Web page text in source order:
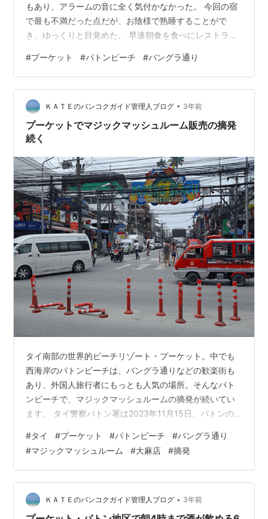
もあり、アラームの音に全く気付かなかった。 今回の宿
で最も不満だった点だが、お陰様で熟睡することがで
き、ゆっくりと目覚めた。 早速朝食を食べにレストラン
ーを伝える必要があるのだが、顔パスで入ることができ
た。ちゃんと顔を覚えているようだ。芸能人の杏のよう
な店員さんだった。 プーケット最終日の朝ご飯として選
んだのは”エッグベネディクト”と”アボカドトマトペース
トがのったライ麦パン”だ。タイ感は一切ないが、美味し
ければマイペンライだ。 優雅な朝食…
#プーケット #パトンビーチ #バングラ通り
ＫＡＴＥのバンコクガイド管理人ブログ • 3年前
プーケットでマジックマッシュルーム販売の摘発
続く
タイ南部の世界的ビーチリゾート・プーケット。中でも
西海岸のパトンビーチは、バングラ通りなどの歓楽街も
あり、外国人旅行者にもっとも人気の場所。そんなパト
ンビーチで、マジックマッシュルームの摘発が続いてい
ます。 タイ警察パトン署は2023年11月15日、パトンの
ジックマッシュルームを押収しました。 さらに日付は明
かされていませんが、別の店でマジックマッシュルーム
販売のミャンマー人を逮捕。11月9日には、バングラ通り
では11月9日に「Weed Burger」を、11月8日には「Puff
Puff 54/9 」をマジックマッシュルーム…
#タイ #プーケット #パトンビーチ #バングラ通り
#マジックマッシュルーム #大麻店 #摘発
ＫＡＴＥのバンコクガイド管理人ブログ • 3年前